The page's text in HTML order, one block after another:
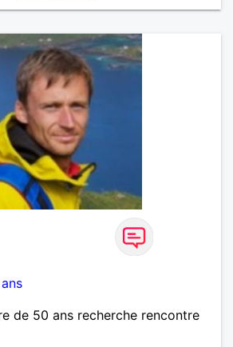
de 50 ans recherche rencontre